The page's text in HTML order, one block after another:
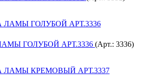
ГОЛУБОЙ АРТ.3336 (Арт.: 3336)